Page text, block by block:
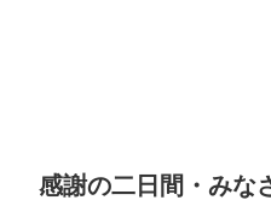
感謝の二日間・みな